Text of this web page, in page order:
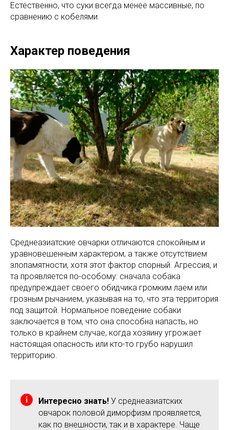
Естественно, что суки всегда менее массивные, по
сравнению с кобелями.
Характер поведения
Среднеазиатские овчарки отличаются спокойным и
уравновешенным характером, а также отсутствием
злопамятности, хотя этот фактор спорный. Агрессия, и
та проявляется по-особому: сначала собака
предупреждает своего обидчика громким лаем или
грозным рычанием, указывая на то, что эта территория
под защитой. Нормальное поведение собаки
заключается в том, что она способна напасть, но
только в крайнем случае, когда хозяину угрожает
настоящая опасность или кто-то грубо нарушил
территорию.
Интересно знать! У среднеазиатских
овчарок половой диморфизм проявляется,
как по внешности, так и в характере. Чаще